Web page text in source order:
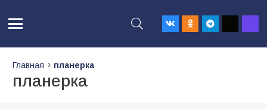
Главная планерка
планерка